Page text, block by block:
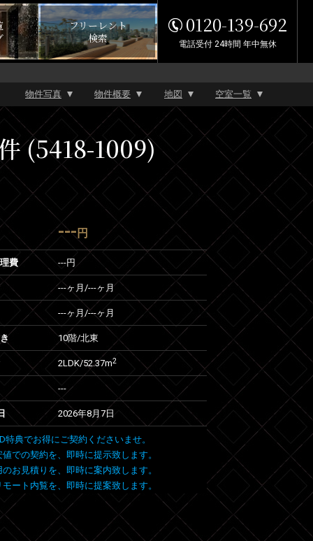
フリーレント
検索
0120-139-692
電話受付 24時間 年中無休
物件写真 物件概要 地図 空室一覧
(5418-1009)
--- 円
費 ---円
---ヶ月 /---ヶ月
---ヶ月 /---ヶ月
10階/北東
2LDK/52.37m2
---
2026年8月7日
特典でお得にご契約くださいませ。
での契約を、即時に提示致します。
お見積りを、即時に案内致します。
ート内覧を、即時に提案致します。